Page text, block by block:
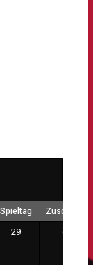
Spieltag Zuschauer
29 68